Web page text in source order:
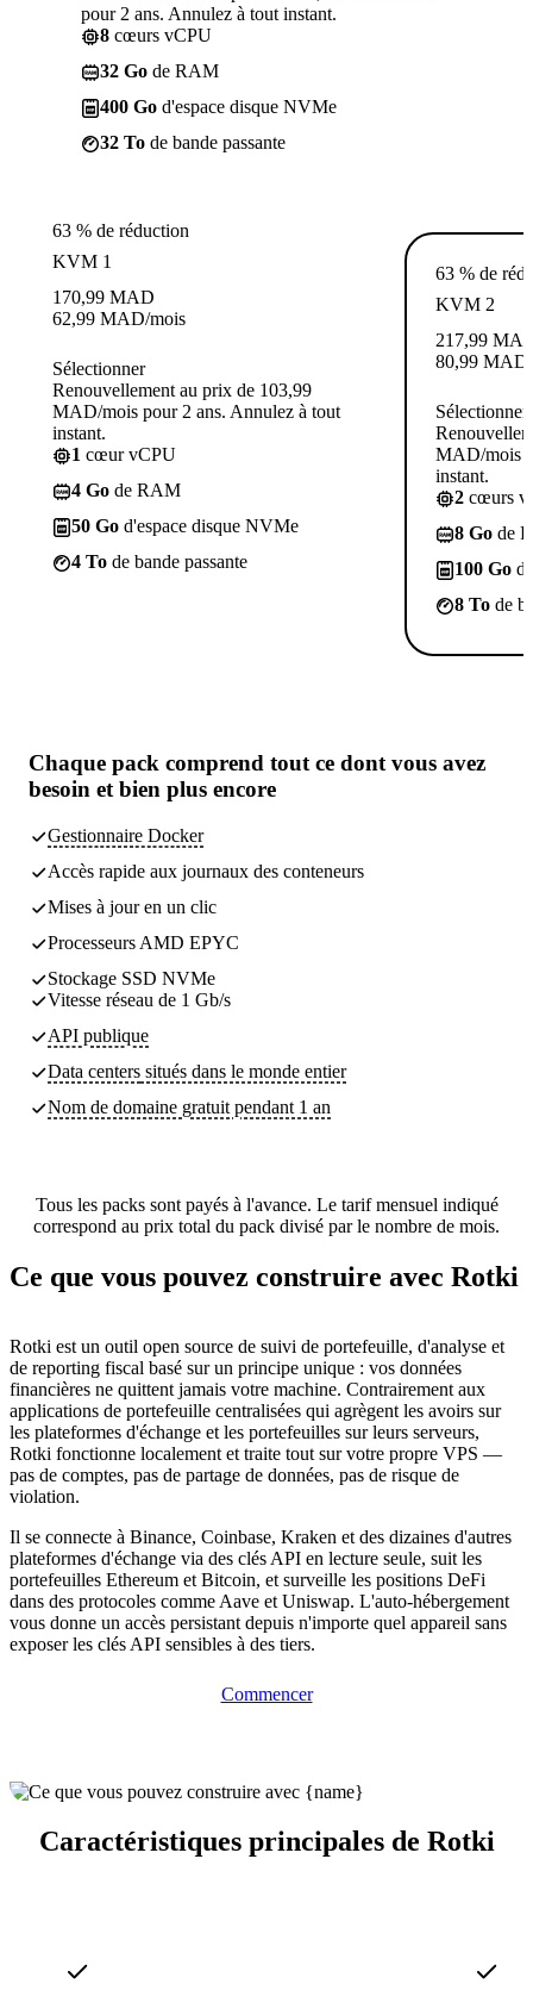
pour 2 ans. Annulez à tout instant.
8 cœurs vCPU
32 Go de RAM
400 Go d'espace disque NVMe
32 To de bande passante
63 % de réduction
KVM 1
170,99 MAD
62,99 MAD/mois
Sélectionner
Renouvellement au prix de 103,99
MAD/mois pour 2 ans. Annulez à tout
instant.
1 cœur vCPU
4 Go de RAM
50 Go d'espace disque NVMe
4 To de bande passante
63 % de
KVM 2
217,99
80,99 MAD
Sélectionner
MAD/mois
instant.
2 cœurs
8 Go de
100 Go
8 To de
Chaque pack comprend tout ce dont vous avez
besoin et bien plus encore
Gestionnaire Docker
Accès rapide aux journaux des conteneurs
Mises à jour en un clic
Processeurs AMD EPYC
Stockage SSD NVMe
Vitesse réseau de 1 Gb/s
API publique
Data centers situés dans le monde entier
Nom de domaine gratuit pendant 1 an
Tous les packs sont payés à l'avance. Le tarif mensuel indiqué
correspond au prix total du pack divisé par le nombre de mois.
Ce que vous pouvez construire avec Rotki
Rotki est un outil open source de suivi de portefeuille, d'analyse et
de reporting fiscal basé sur un principe unique : vos données
financières ne quittent jamais votre machine. Contrairement aux
applications de portefeuille centralisées qui agrègent les avoirs sur
les plateformes d'échange et les portefeuilles sur leurs serveurs,
Rotki fonctionne localement et traite tout sur votre propre VPS —
pas de comptes, pas de partage de données, pas de risque de
violation.
Il se connecte à Binance, Coinbase, Kraken et des dizaines d'autres
plateformes d'échange via des clés API en lecture seule, suit les
portefeuilles Ethereum et Bitcoin, et surveille les positions DeFi
dans des protocoles comme Aave et Uniswap. L'auto-hébergement
vous donne un accès persistant depuis n'importe quel appareil sans
exposer les clés API sensibles à des tiers.
Commencer
Caractéristiques principales de Rotki